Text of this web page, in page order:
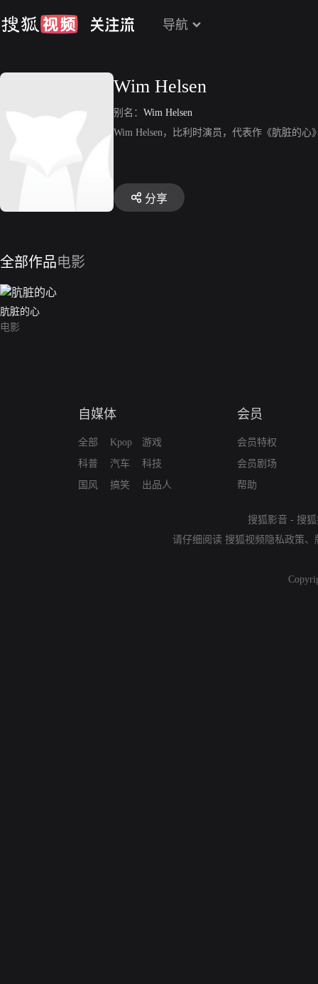
导航
Wim Helsen
别名： Wim Helsen
Wim Helsen，比利时演员，代表作《肮脏的心
分享
全部作品电影
肮脏的心
电影
自媒体
全部
科普
国风
Kpop
汽车
搞笑
游戏
科技
出品人
会员
会员特权
会员剧场
帮助
搜狐影音 - 搜
请仔细阅读 搜狐视频隐私政策、